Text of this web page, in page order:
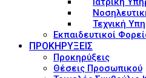
Τεχνική
Εκπαιδευτικοί
ΠΡΟΚΗΡΥΞΕΙΣ
Προκηρύξεις
Θέσεις Προσωπικού